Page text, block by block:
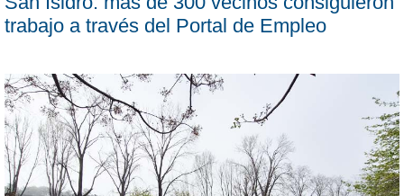
trabajo a través del Portal de Empleo